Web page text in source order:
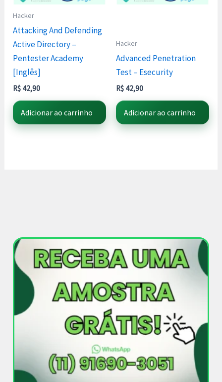
Hacker
Attacking And Defending
Active Directory –
Pentester Academy
[Inglês]
R$ 42,90
Adicionar ao carrinho
Hacker
Advanced Penetration
Test – Esecurity
R$ 42,90
Adicionar ao carrinho